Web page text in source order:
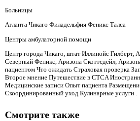
Больницы
Атланта Чикаго Филадельфия Феникс Талса
Центры амбулаторной помощи
Центр города Чикаго, штат Иллинойс Гилберт,
Северный Феникс, Аризона Скоттсдейл,
пациентом Что ожидать Страховая проверка
Второе мнение Путешествие в CTCA
Медицинские записи Опыт пациента
Скоординированный уход Кулинарные услуги .
Смотрите также